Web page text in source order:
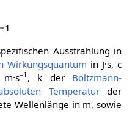
1
Ausstrahlung in
Wirkungsquantum in J·s,c
−1 , k der Boltzmann-
Temperaturder
Wellenlänge in m, sowie